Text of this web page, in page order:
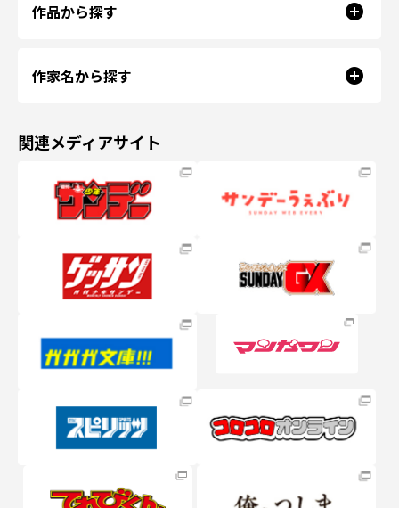
作品から探す
作家名から探す
関連メディアサイト